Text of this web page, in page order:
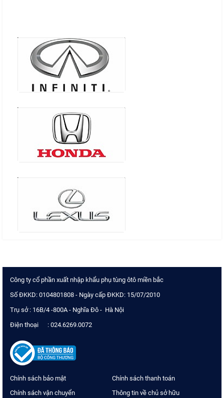
Công ty cổ phần xuất nhập khẩu phụ tùng ôtô miền bắc
Số ĐKKD: 0104801808 - Ngày cấp ĐKKD: 15/07/2010
Trụ sở : 16B/4 -800A - Nghĩa Đô - Hà Nội
Điện thoại : 024.6269.0072
Chính sách bảo mật
Chính sách thanh toán
Chính sách vận chuyển
Thông tin về chủ sở hữu